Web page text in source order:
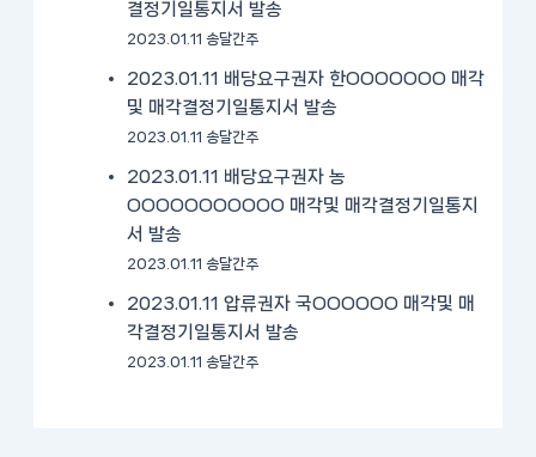
결정기일통지서 발송
2023.01.11 송달간주
2023.01.11 배당요구권자 한OOOOOOO 매각
및 매각결정기일통지서 발송
2023.01.11 송달간주
2023.01.11 배당요구권자 농
OOOOOOOOOOO 매각및 매각결정기일통지
서 발송
2023.01.11 송달간주
2023.01.11 압류권자 국OOOOOO 매각및 매
각결정기일통지서 발송
2023.01.11 송달간주